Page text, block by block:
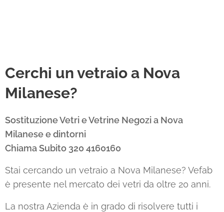
Cerchi un vetraio a Nova
Milanese?
Sostituzione Vetri e Vetrine Negozi a Nova
Milanese e dintorni
Chiama Subito 320 4160160
Stai cercando un vetraio a Nova Milanese? Vefab
è presente nel mercato dei vetri da oltre 20 anni.
La nostra Azienda è in grado di risolvere tutti i